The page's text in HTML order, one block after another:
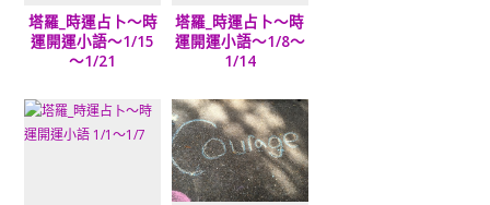
塔羅_時運占卜～時
運開運小語～1/15
～1/21
塔羅_時運占卜～時
運開運小語～1/8～
1/14